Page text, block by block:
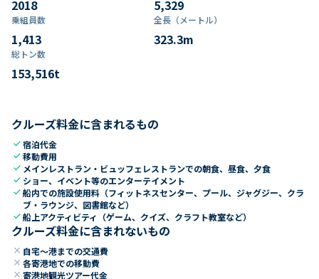
2018 5,329
乗組員数​
1,413
全長（メートル）
323.3m
総トン数​
153,516t
クルーズ料金に含まれるもの
check宿泊代金
check移動費用
check メインレストラン・ビュッフェレストランでの朝食、昼食、夕食
check ショー、イベント等のエンターテイメント
check船内での施設使用料（フィットネスセンター、プール、ジャグジー、クラ
ブ・ラウンジ、図書館など）
check船上アクティビティ（ゲーム、クイズ、クラフト教室など）
クルーズ料金に含まれないもの
close 自宅～港までの交通費
close 各寄港地での移動費
close 寄港地観光ツアー代金